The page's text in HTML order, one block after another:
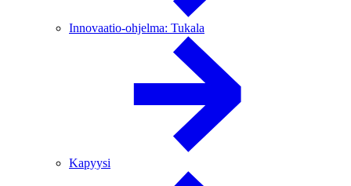
Innovaatio-ohjelma: Tukala
Kapyysi